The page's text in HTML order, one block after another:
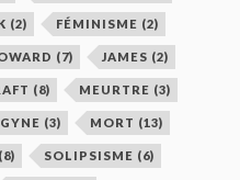
(2) FÉMINISME (2)
(7) JAMES (2)
(8) MEURTRE (3)
(3) MORT (13)
(8) SOLIPSISME (6)